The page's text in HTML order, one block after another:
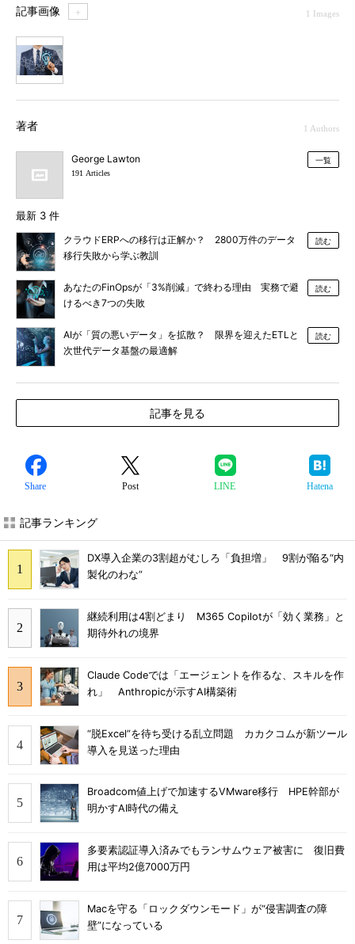
記事画像 ＋ 1 Images
著者 1 Authors
George Lawton
191 Articles
一覧
最新 3 件
クラウドERPへの移行は正解か？ 2800万件のデータ
移行失敗から学ぶ教訓
読む
あなたのFinOpsが「3%削減」で終わる理由 実務で避
けるべき7つの失敗
読む
AIが「質の悪いデータ」を拡散？ 限界を迎えたETLと
次世代データ基盤の最適解
読む
記事を見る
Share Post LINE Hatena
記事ランキング
DX導入企業の3割超がむしろ「負担増」 9割が陥る“内
製化のわな”
継続利用は4割どまり M365 Copilotが「効く業務」と
期待外れの境界
Claude Codeでは「エージェントを作るな、スキルを作
れ」 Anthropicが示すAI構築術
“脱Excel”を待ち受ける乱立問題 カカクコムが新ツール
導入を見送った理由
Broadcom値上げで加速するVMware移行 HPE幹部が
明かすAI時代の備え
多要素認証導入済みでもランサムウェア被害に 復旧費
用は平均2億7000万円
Macを守る「ロックダウンモード」が“侵害調査の障
壁”になっている